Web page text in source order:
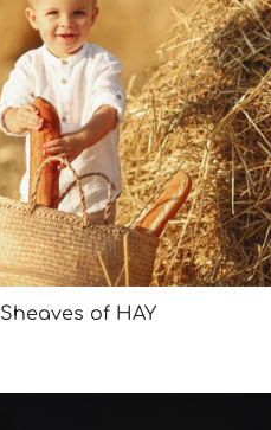
Sheaves of HAY